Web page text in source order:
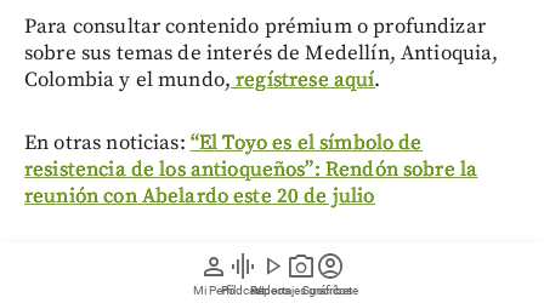
person
Mi Perfil
graphic_eq
Pódcast
play_arrow
Videos
photo_camera
Reportajes gráficos
account_circle
Suscríbete
Para consultar contenido prémium o profundizar
sobre sus temas de interés de Medellín, Antioquia,
Colombia y el mundo, regístrese aquí.
En otras noticias: “El Toyo es el símbolo de
resistencia de los antioqueños”: Rendón sobre la
reunión con Abelardo este 20 de julio
Bloque de preguntas y respuestas